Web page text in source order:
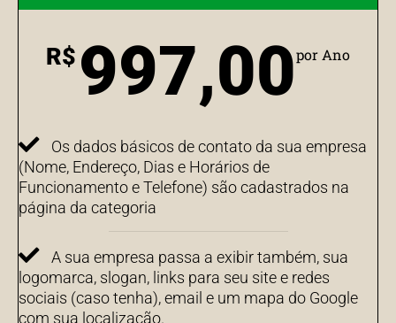
R$ 997,00por Ano
Os dados básicos de contato da sua empresa
(Nome, Endereço, Dias e Horários de
Funcionamento e Telefone) são cadastrados na
página da categoria
A sua empresa passa a exibir também, sua
logomarca, slogan, links para seu site e redes
sociais (caso tenha), email e um mapa do Google
com sua localização.